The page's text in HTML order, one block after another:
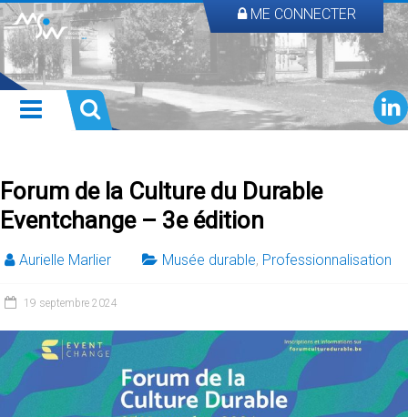
ME CONNECTER
Forum de la Culture du Durable
Eventchange – 3e édition
Aurielle Marlier Musée durable, Professionnalisation
19 septembre 2024